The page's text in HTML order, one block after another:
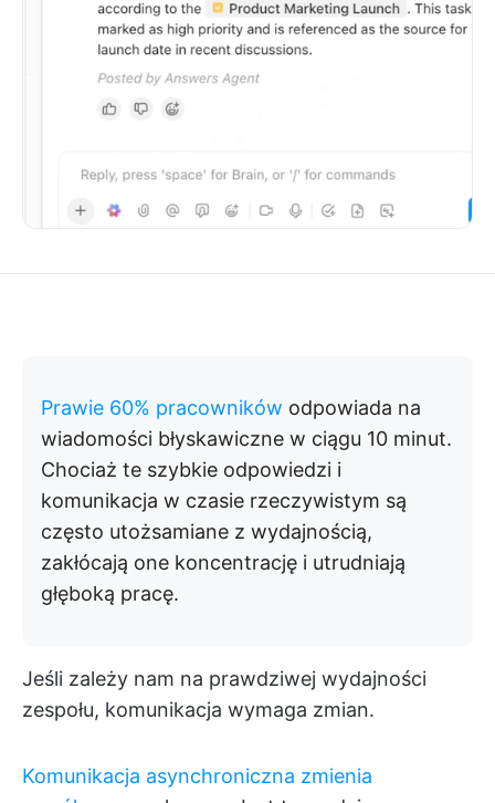
Prawie 60% pracowników odpowiada na
wiadomości błyskawiczne w ciągu 10 minut.
Chociaż te szybkie odpowiedzi i
komunikacja w czasie rzeczywistym są
często utożsamiane z wydajnością,
zakłócają one koncentrację i utrudniają
głęboką pracę.
Jeśli zależy nam na prawdziwej wydajności
zespołu, komunikacja wymaga zmian.
Komunikacja asynchroniczna zmienia